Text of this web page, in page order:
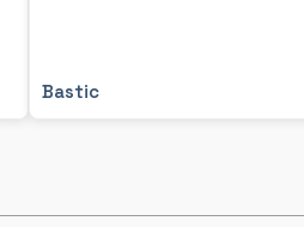
Bastic